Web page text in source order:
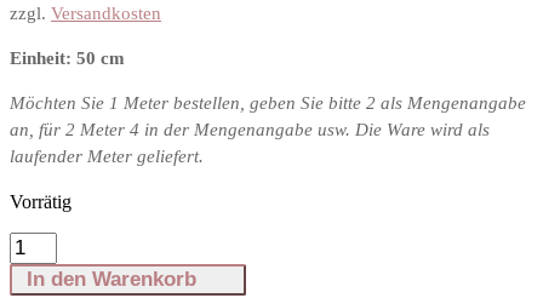
zzgl. Versandkosten
Einheit: 50 cm
Möchten Sie 1 Meter bestellen, geben Sie bitte 2 als Mengenangabe
an, für 2 Meter 4 in der Mengenangabe usw. Die Ware wird als
laufender Meter geliefert.
Vorrätig
Mikrofaser
in
Nude
In den Warenkorb